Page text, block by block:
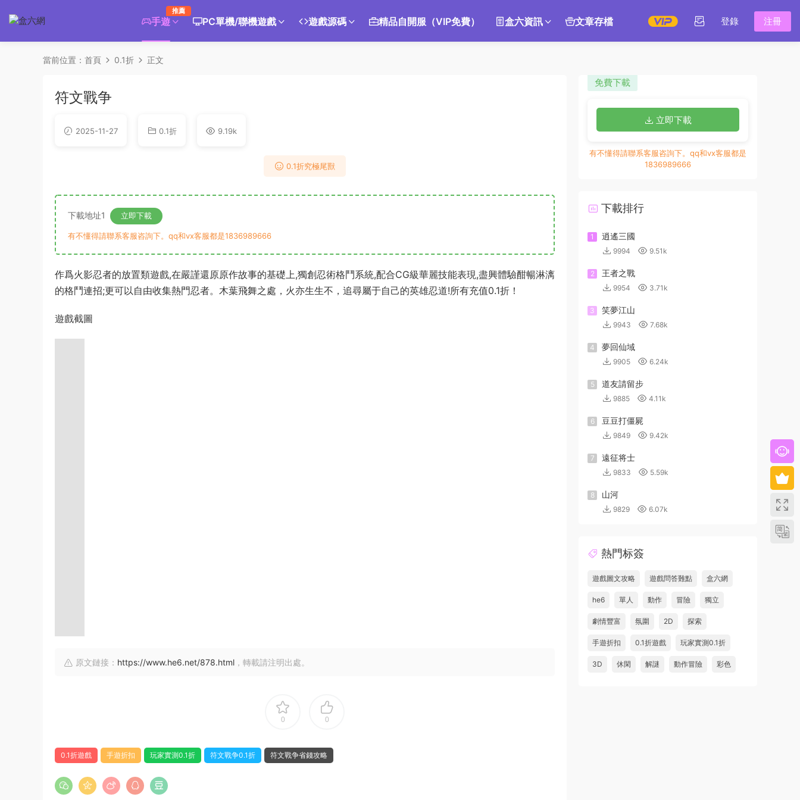
手遊
推薦
PC單機/聯機遊戲 遊戲源碼 精品自開服（VIP免費） 盒六資訊 文章存檔 登錄 注冊
當前位置： 首頁 0.1折 正文
符文戰争
2025-11-27 0.1折 9.19k
0.1折究極尾獸
下載地址1 立即下載
有不懂得請聯系客服咨詢下。qq和vx客服都是1836989666
作爲火影忍者的放置類遊戲,在嚴謹還原原作故事的基礎上,獨創忍術格鬥系統,配合CG級華麗技能表現,盡興體驗酣暢淋漓
的格鬥連招;更可以自由收集熱門忍者。木葉飛舞之處，火亦生生不，追尋屬于自己的英雄忍道!所有充值0.1折！
遊戲截圖
原文鏈接： https://www.he6.net/878.html ，轉載請注明出處。
0 0
0.1折遊戲 手遊折扣 玩家實測0.1折 符文戰争0.1折 符文戰争省錢攻略
免費下載
立即下載
有不懂得請聯系客服咨詢下。qq和vx客服都是
1836989666
下載排行
1 逍遙三國
9994 9.51k
2 王者之戰
9954 3.71k
3 笑夢江山
9943 7.68k
4 夢回仙域
9905 6.24k
5 道友請留步
9885 4.11k
6 豆豆打僵屍
9849 9.42k
7 遠征将士
9833 5.59k
8 山河
9829 6.07k
熱門标簽
遊戲圖文攻略 遊戲問答難點 盒六網
he6 單人 動作 冒險 獨立
劇情豐富 氛圍 2D 探索
手遊折扣 0.1折遊戲 玩家實測0.1折
3D 休閑 解謎 動作冒險 彩色